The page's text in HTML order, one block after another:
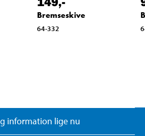
Bremseskive
64-332
information lige nu